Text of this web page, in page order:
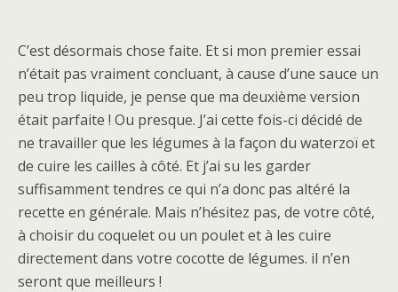
C’est désormais chose faite. Et si mon premier essai
n’était pas vraiment concluant, à cause d’une sauce un
peu trop liquide, je pense que ma deuxième version
était parfaite ! Ou presque. J’ai cette fois-ci décidé de
ne travailler que les légumes à la façon du waterzoï et
de cuire les cailles à côté. Et j’ai su les garder
suffisamment tendres ce qui n’a donc pas altéré la
recette en générale. Mais n’hésitez pas, de votre côté,
à choisir du coquelet ou un poulet et à les cuire
directement dans votre cocotte de légumes. il n’en
seront que meilleurs !